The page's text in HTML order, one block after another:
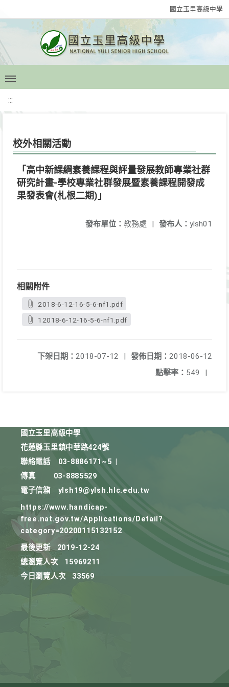
國立玉里高級中學
:::
校外相關活動
「高中新課綱素養課程與評量發展教師專業社群
研究計畫-學校專業社群發展暨素養課程開發成
果發表會(札根二期)」
發布人： ylsh01
發布單位： 教務處 |
相關附件
2018-6-12-16-5-6-nf1.pdf
12018-6-12-16-5-6-nf1.pdf
發佈日期： 2018-06-12
下架日期： 2018-07-12
|
點擊率： 549 |
國立玉里高級中學
花蓮縣玉里鎮中華路424號
聯絡電話
03-8886171~5
傳真
03-8885529
電子信箱
ylsh19@ylsh.hlc.edu.tw
https://www.handicap-
free.nat.gov.tw/Applications/Detail?
category=20200115132152
最後更新
2019-12-24
總瀏覽人次
15969211
今日瀏覽人次
33569